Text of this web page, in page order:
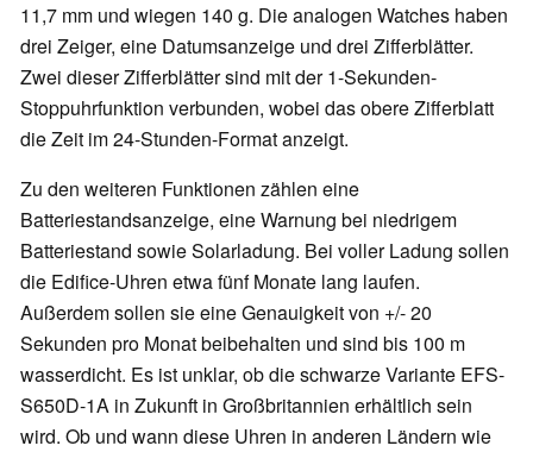
11,7 mm und wiegen 140 g. Die analogen Watches haben
drei Zeiger, eine Datumsanzeige und drei Zifferblätter.
Zwei dieser Zifferblätter sind mit der 1-Sekunden-
Stoppuhrfunktion verbunden, wobei das obere Zifferblatt
die Zeit im 24-Stunden-Format anzeigt.
Zu den weiteren Funktionen zählen eine
Batteriestandsanzeige, eine Warnung bei niedrigem
Batteriestand sowie Solarladung. Bei voller Ladung sollen
die Edifice-Uhren etwa fünf Monate lang laufen.
Außerdem sollen sie eine Genauigkeit von +/- 20
Sekunden pro Monat beibehalten und sind bis 100 m
wasserdicht. Es ist unklar, ob die schwarze Variante EFS-
S650D-1A in Zukunft in Großbritannien erhältlich sein
wird. Ob und wann diese Uhren in anderen Ländern wie